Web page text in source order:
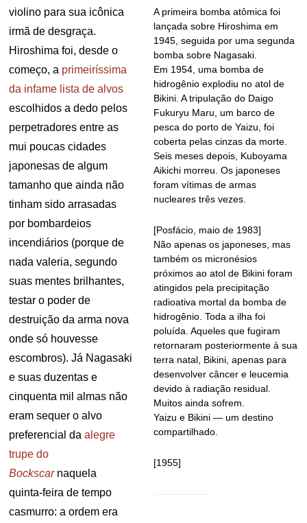
A primeira bomba atômica foi
lançada sobre Hiroshima em
1945, seguida por uma segunda
bomba sobre Nagasaki.
Em 1954, uma bomba de
hidrogênio explodiu no atol de
Bikini. A tripulação do Daigo
Fukuryu Maru, um barco de
pesca do porto de Yaizu, foi
coberta pelas cinzas da morte.
Seis meses depois, Kuboyama
Aikichi morreu. Os japoneses
foram vítimas de armas
nucleares três vezes.
[Posfácio, maio de 1983]
Não apenas os japoneses, mas
também os micronésios
próximos ao atol de Bikini foram
atingidos pela precipitação
radioativa mortal da bomba de
hidrogênio. Toda a ilha foi
poluída. Aqueles que fugiram
retornaram posteriormente à sua
terra natal, Bikini, apenas para
desenvolver câncer e leucemia
devido à radiação residual.
Muitos ainda sofrem.
Yaizu e Bikini — um destino
compartilhado.
[1955]
violino para sua icônica
irmã de desgraça.
Hiroshima foi, desde o
começo, a primeiríssima
da infame lista de alvos
escolhidos a dedo pelos
perpetradores entre as
mui poucas cidades
japonesas de algum
tamanho que ainda não
tinham sido arrasadas
por bombardeios
incendiários (porque de
nada valeria, segundo
suas mentes brilhantes,
testar o poder de
destruição da arma nova
onde só houvesse
escombros). Já Nagasaki
e suas duzentas e
cinquenta mil almas não
eram sequer o alvo
preferencial daalegre
trupe do
Bockscar naquela
quinta-feira de tempo
casmurro: a ordem era